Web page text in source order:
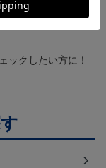
ックしたい方に！